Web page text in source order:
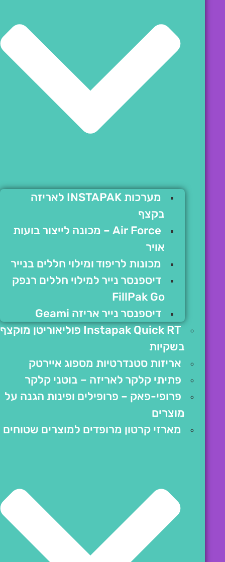
מערכות INSTAPAK לאריזה
בקצף
Air Force – מכונה לייצור בועות
אויר
מכונות לריפוד ומילוי חללים בנייר
דיספנסר נייר למילוי חללים רנפק
FillPak Go
דיספנסר נייר אריזה Geami
Instapak Quick RT פוליאוריטן מוקצף
בשקיות
אריזות סטנדרטיות מספוג איירטק
פתיתי קלקר לאריזה – בוטני קלקר
פרופי-פאק – פרופילים ופינות הגנה על
מוצרים
מארזי קרטון מרופדים למוצרים שטוחים